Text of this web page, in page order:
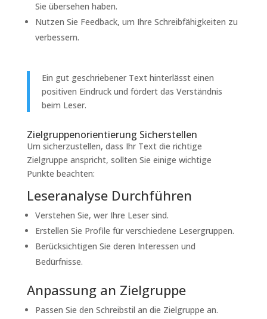
Sie übersehen haben.
Nutzen Sie Feedback, um Ihre Schreibfähigkeiten zu
verbessern.
Ein gut geschriebener Text hinterlässt einen
positiven Eindruck und fördert das Verständnis
beim Leser.
Zielgruppenorientierung Sicherstellen
Um sicherzustellen, dass Ihr Text die richtige
Zielgruppe anspricht, sollten Sie einige wichtige
Punkte beachten:
Leseranalyse Durchführen
Verstehen Sie, wer Ihre Leser sind.
Erstellen Sie Profile für verschiedene Lesergruppen.
Berücksichtigen Sie deren Interessen und
Bedürfnisse.
Anpassung an Zielgruppe
Passen Sie den Schreibstil an die Zielgruppe an.